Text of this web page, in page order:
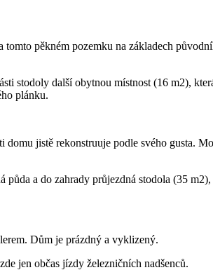
pěkném pozemku na základech
stodoly další obytnou místnost (16 m2),
plánku.
jistě rekonstruuje podle svého gusta.
a do zahrady průjezdná stodola (35
Dům je prázdný a vyklizený.
jen občas jízdy železničních nadšenců.